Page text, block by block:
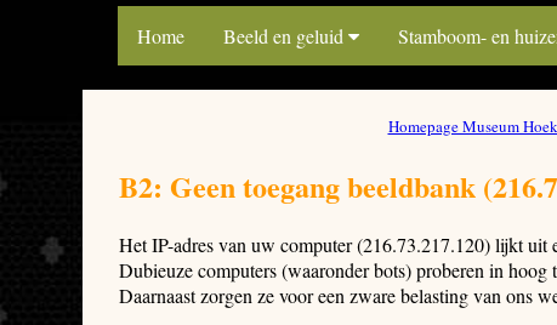
Home Beeld en geluid Stamboom- en
Homepage Museum
B2: Geen toegang beeldbank
Het IP-adres van uw computer (216.73.217.120) lijkt uit
Dubieuze computers (waaronder bots) proberen in hoog
Daarnaast zorgen ze voor een zware belasting van ons